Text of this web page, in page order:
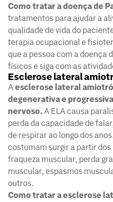
Como tratar a doença de
tratamentos para ajudar a
qualidade de vida do
terapia ocupacional e
que a pessoa com a doença
físicos e siga com as
Esclerose lateral
Aesclerose lateral
degenerativa e
nervoso. A ELA causa
perda da capacidade de
de respirar ao longo dos
costumam surgir a partir
fraqueza muscular, perda
muscular, espasmos
outros.
Como tratar a esclerose